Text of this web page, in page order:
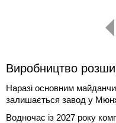
Виробництво
Наразі основним
залишається завод у
Водночас із 2027 року